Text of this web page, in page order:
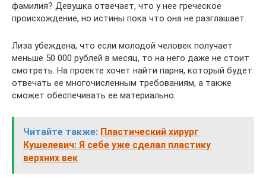
фамилия? Девушка отвечает, что у нее греческое
происхождение, но истины пока что она не разглашает.
Лиза убеждена, что если молодой человек получает
меньше 50 000 рублей в месяц, то на него даже не стоит
смотреть. На проекте хочет найти парня, который будет
отвечать ее многочисленным требованиям, а также
сможет обеспечивать ее материально.
Читайте также: Пластический хирург
Кушелевич: Я себе уже сделал пластику
верхних век